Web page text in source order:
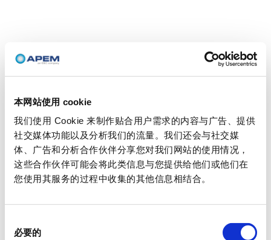
本网站使用 cookie
我们使用 Cookie 来制作贴合用户需求的内容与广告、提供
社交媒体功能以及分析我们的流量。我们还会与社交媒
体、广告和分析合作伙伴分享您对我们网站的使用情况，
这些合作伙伴可能会将此类信息与您提供给他们或他们在
您使用其服务的过程中收集的其他信息相结合。
必要的